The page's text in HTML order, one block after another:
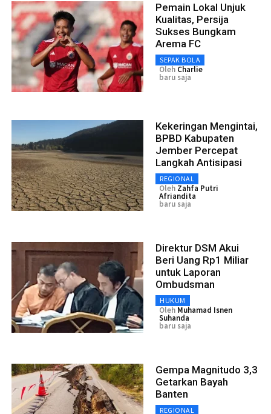
Pemain Lokal Unjuk
Kualitas, Persija
Sukses Bungkam
Arema FC
SEPAK BOLA
Oleh Charlie
baru saja
Kekeringan Mengintai,
BPBD Kabupaten
Jember Percepat
Langkah Antisipasi
REGIONAL
Oleh Zahfa Putri
Afriandita
baru saja
Direktur DSM Akui
Beri Uang Rp1 Miliar
untuk Laporan
Ombudsman
HUKUM
Oleh Muhamad Isnen
Suhanda
baru saja
Gempa Magnitudo 3,3
Getarkan Bayah
Banten
REGIONAL